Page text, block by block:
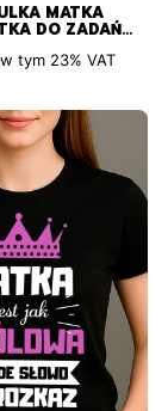
MATKA
DO ZADAŃ
w tym 23% VAT